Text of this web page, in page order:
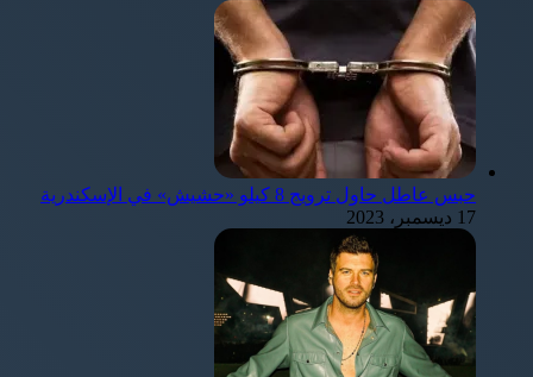
حبس عاطل حاول ترويج 8 كيلو «حشيش» في الإسكندرية
17 ديسمبر، 2023